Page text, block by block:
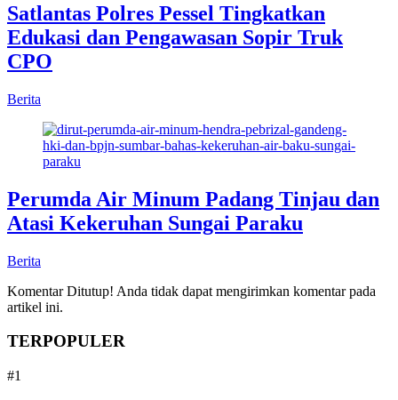
Satlantas Polres Pessel Tingkatkan
Edukasi dan Pengawasan Sopir Truk
CPO
Berita
Perumda Air Minum Padang Tinjau dan
Atasi Kekeruhan Sungai Paraku
Berita
Komentar Ditutup! Anda tidak dapat mengirimkan komentar pada
artikel ini.
TERPOPULER
#1